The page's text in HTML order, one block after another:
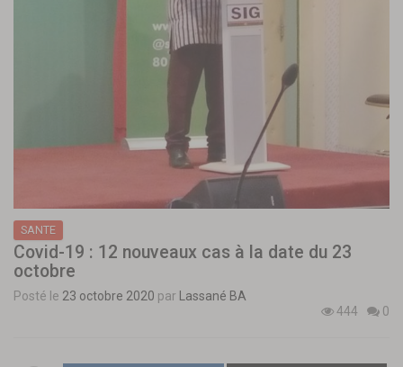
SANTE
Covid-19 : 12 nouveaux cas à la date du 23
octobre
Posté le 23 octobre 2020 par Lassané BA
444
0